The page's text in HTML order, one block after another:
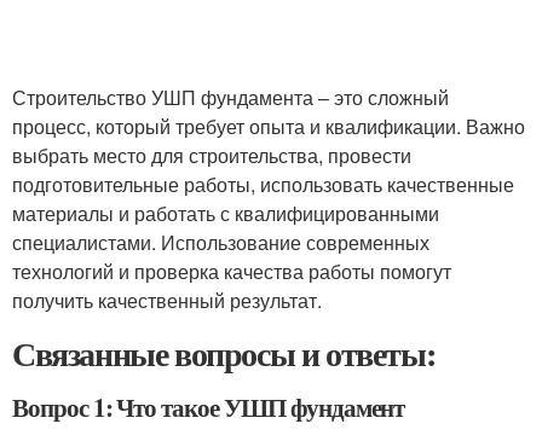
Строительство УШП фундамента – это сложный
процесс, который требует опыта и квалификации. Важно
выбрать место для строительства, провести
подготовительные работы, использовать качественные
материалы и работать с квалифицированными
специалистами. Использование современных
технологий и проверка качества работы помогут
получить качественный результат.
Связанные вопросы и ответы:
Вопрос 1: Что такое УШП фундамент